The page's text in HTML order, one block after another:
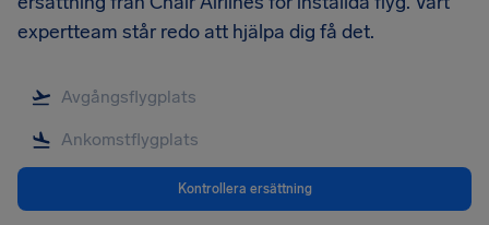
expertteam står redo att hjälpa dig få det.
Kontrollera ersättning